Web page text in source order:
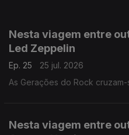
Nesta viagem entre
Led Zeppelin
Ep. 25
25 jul. 2026
As Gerações do Rock
Nesta viagem entre